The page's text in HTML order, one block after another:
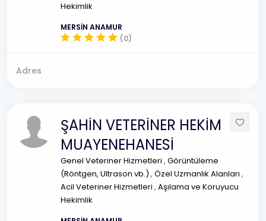
Hekimlik
MERSİN ANAMUR
(0)
Adres
ŞAHİN VETERİNER HEKİM
MUAYENEHANESİ
Genel Veteriner Hizmetleri , Görüntüleme
(Röntgen, Ultrason vb.) , Özel Uzmanlık Alanları ,
Acil Veteriner Hizmetleri , Aşılama ve Koruyucu
Hekimlik